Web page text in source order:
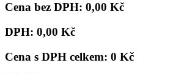
Cena bez DPH: 0,00 Kč
DPH: 0,00 Kč
Cena s DPH celkem: 0 Kč